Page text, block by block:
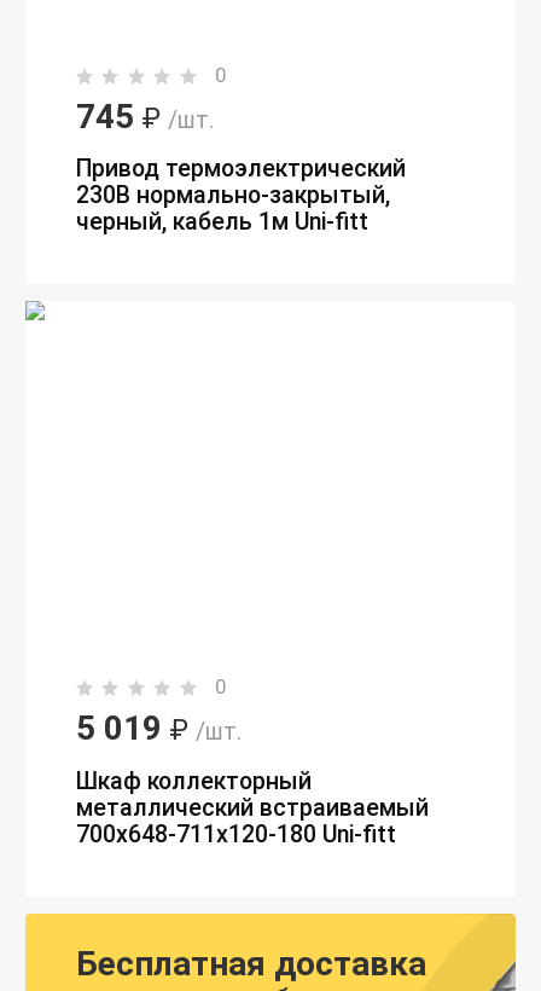
0
745 ₽ /шт.
Привод термоэлектрический
230В нормально-закрытый,
черный, кабель 1м Uni-fitt
0
5 019 ₽ /шт.
Шкаф коллекторный
металлический встраиваемый
700х648-711х120-180 Uni-fitt
Бесплатная доставка